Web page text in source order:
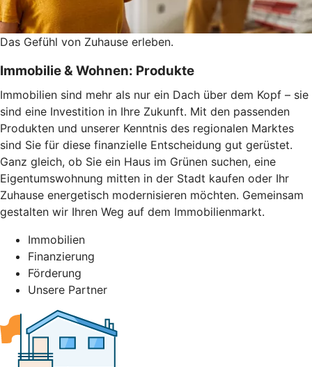
Das Gefühl von Zuhause erleben.
Immobilie & Wohnen: Produkte
Immobilien sind mehr als nur ein Dach über dem Kopf – sie
sind eine Investition in Ihre Zukunft. Mit den passenden
Produkten und unserer Kenntnis des regionalen Marktes
sind Sie für diese finanzielle Entscheidung gut gerüstet.
Ganz gleich, ob Sie ein Haus im Grünen suchen, eine
Eigentumswohnung mitten in der Stadt kaufen oder Ihr
Zuhause energetisch modernisieren möchten. Gemeinsam
gestalten wir Ihren Weg auf dem Immobilienmarkt.
Immobilien
Finanzierung
Förderung
Unsere Partner